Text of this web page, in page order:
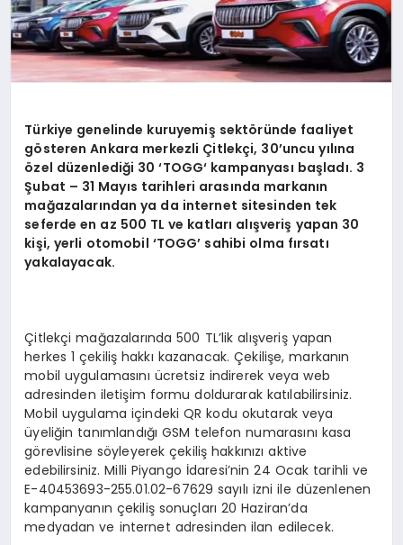
Türkiye genelinde kuruyemiş sektöründe faaliyet
gösteren Ankara merkezli Çitlekçi, 30’uncu yılına
özel düzenlediği 30 ‘TOGG‘ kampanyası başladı. 3
Şubat – 31 Mayıs tarihleri arasında markanın
mağazalarından ya da internet sitesinden tek
seferde en az 500 TL ve katları alışveriş yapan 30
kişi, yerli otomobil ‘TOGG’ sahibi olma fırsatı
yakalayacak.
Çitlekçi mağazalarında 500 TL’lik alışveriş yapan
herkes 1 çekiliş hakkı kazanacak. Çekilişe, markanın
mobil uygulamasını ücretsiz indirerek veya web
adresinden iletişim formu doldurarak katılabilirsiniz.
Mobil uygulama içindeki QR kodu okutarak veya
üyeliğin tanımlandığı GSM telefon numarasını kasa
görevlisine söyleyerek çekiliş hakkınızı aktive
edebilirsiniz. Milli Piyango İdaresi’nin 24 Ocak tarihli ve
E-40453693-255.01.02-67629 sayılı izni ile düzenlenen
kampanyanın çekiliş sonuçları 20 Haziran’da
medyadan ve internet adresinden ilan edilecek.